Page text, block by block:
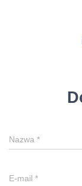
Nazwa *
E-mail *